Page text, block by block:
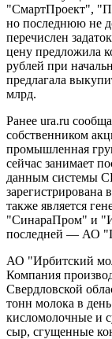
"СмартПроект",
но последнюю не
перечислен
цену предложила
рублей при
предлагала
млрд.
Ранее ura.ru
собственником
промышленная
сейчас занимает
данным системы
зарегистрирована
также является
"СинараПром" и
последней — АО
АО "Ирбитский
Компания
Свердловской
тонн молока в
кисломолочные и
сыр, сгущенные